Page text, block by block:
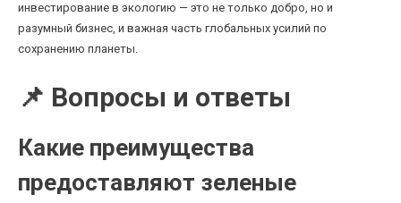
инвестирование в экологию — это не только добро, но и
разумный бизнес, и важная часть глобальных усилий по
сохранению планеты.
📌 Вопросы и ответы
Какие преимущества
предоставляют зеленые